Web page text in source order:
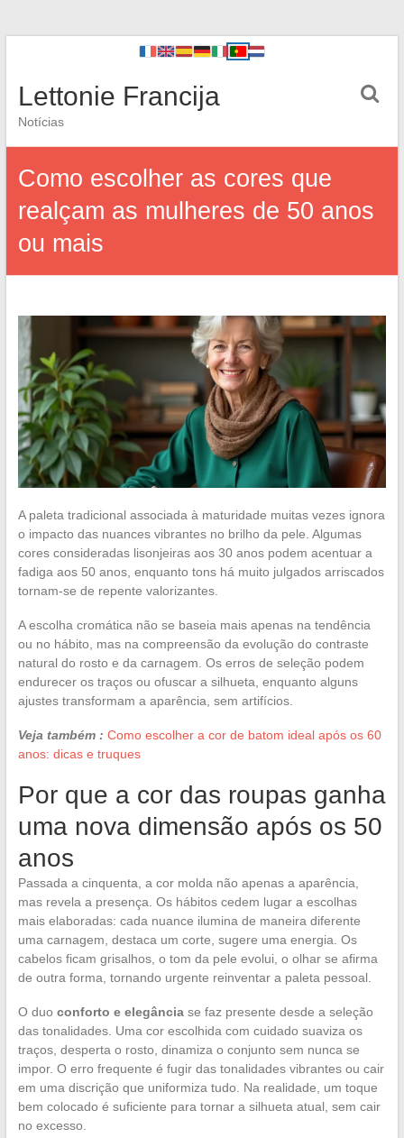
Lettonie Francija
Notícias
Como escolher as cores que
realçam as mulheres de 50 anos
ou mais
A paleta tradicional associada à maturidade muitas vezes ignora
o impacto das nuances vibrantes no brilho da pele. Algumas
cores consideradas lisonjeiras aos 30 anos podem acentuar a
fadiga aos 50 anos, enquanto tons há muito julgados arriscados
tornam-se de repente valorizantes.
A escolha cromática não se baseia mais apenas na tendência
ou no hábito, mas na compreensão da evolução do contraste
natural do rosto e da carnagem. Os erros de seleção podem
endurecer os traços ou ofuscar a silhueta, enquanto alguns
ajustes transformam a aparência, sem artifícios.
Veja também : Como escolher a cor de batom ideal após os 60
anos: dicas e truques
Por que a cor das roupas ganha
uma nova dimensão após os 50
anos
Passada a cinquenta, a cor molda não apenas a aparência,
mas revela a presença. Os hábitos cedem lugar a escolhas
mais elaboradas: cada nuance ilumina de maneira diferente
uma carnagem, destaca um corte, sugere uma energia. Os
cabelos ficam grisalhos, o tom da pele evolui, o olhar se afirma
de outra forma, tornando urgente reinventar a paleta pessoal.
O duo conforto e elegânciase faz presente desde a seleção
das tonalidades. Uma cor escolhida com cuidado suaviza os
traços, desperta o rosto, dinamiza o conjunto sem nunca se
impor. O erro frequente é fugir das tonalidades vibrantes ou cair
em uma discrição que uniformiza tudo. Na realidade, um toque
bem colocado é suficiente para tornar a silhueta atual, sem cair
no excesso.